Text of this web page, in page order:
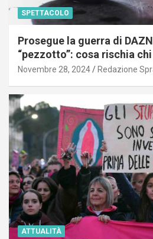
SPETTACOLO
Prosegue la guerra di
“pezzotto”: cosa rischia
Novembre 28, 2024 Redazione
ATTUALITÀ